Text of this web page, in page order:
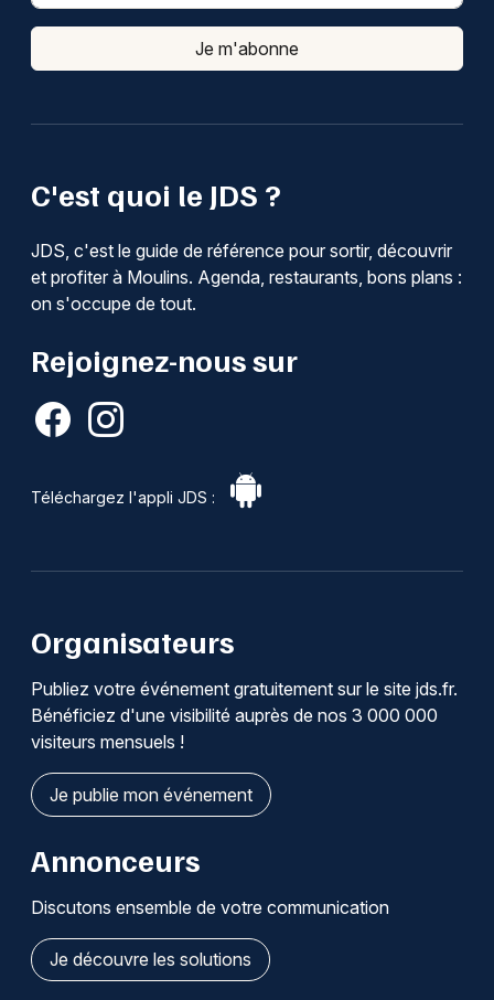
C'est quoi le JDS ?
JDS, c'est le guide de référence pour sortir, découvrir
et profiter à Moulins. Agenda, restaurants, bons plans :
on s'occupe de tout.
Rejoignez-nous sur
Téléchargez l'appli JDS :
Je m'abonne
Organisateurs
Publiez votre événement gratuitement sur le site jds.fr.
Bénéficiez d'une visibilité auprès de nos 3 000 000
visiteurs mensuels !
Je publie mon événement
Annonceurs
Discutons ensemble de votre communication
Je découvre les solutions